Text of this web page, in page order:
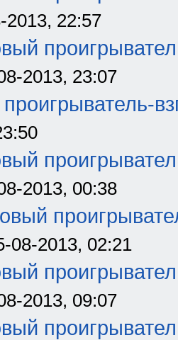
2013, 22:57
2013, 23:07
2013, 00:38
08-2013, 02:21
2013, 09:07